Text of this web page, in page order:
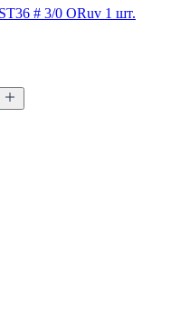
# 3/0 ORuv 1 шт.